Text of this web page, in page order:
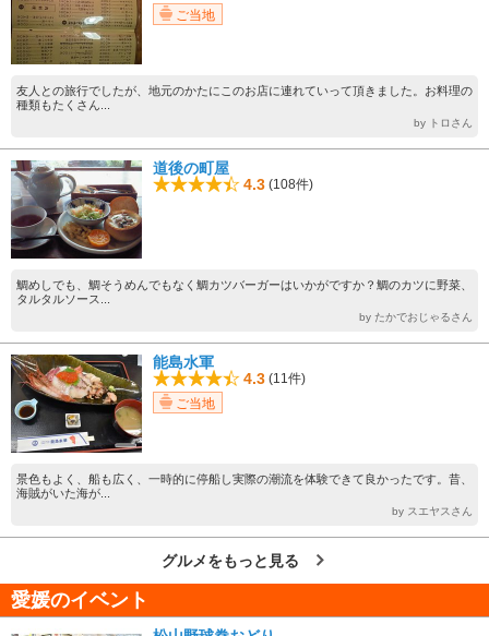
ご当地
友人との旅行でしたが、地元のかたにこのお店に連れていって頂きました。お料理の
種類もたくさん...
by トロさん
道後の町屋
4.3 (108件)
鯛めしでも、鯛そうめんでもなく鯛カツバーガーはいかがですか？鯛のカツに野菜、
タルタルソース...
by たかでおじゃるさん
能島水軍
4.3 (11件)
ご当地
景色もよく、船も広く、一時的に停船し実際の潮流を体験できて良かったです。昔、
海賊がいた海が...
by スエヤスさん
グルメをもっと見る
愛媛のイベント